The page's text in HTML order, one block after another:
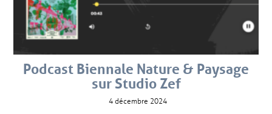
Podcast Biennale Nature & Paysage
sur Studio Zef
4 décembre 2024